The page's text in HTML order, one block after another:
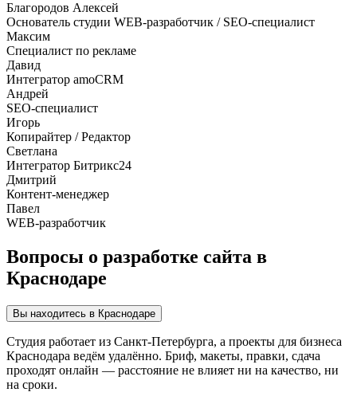
Благородов Алексей
Основатель студии WEB-разработчик / SEO-специалист
Максим
Специалист по рекламе
Давид
Интегратор amoCRM
Андрей
SEO-специалист
Игорь
Копирайтер / Редактор
Светлана
Интегратор Битрикс24
Дмитрий
Контент-менеджер
Павел
WEB-разработчик
Вопросы о разработке сайта в
Краснодаре
Вы находитесь в Краснодаре
Студия работает из Санкт-Петербурга, а проекты для бизнеса
Краснодара ведём удалённо. Бриф, макеты, правки, сдача
проходят онлайн — расстояние не влияет ни на качество, ни
на сроки.